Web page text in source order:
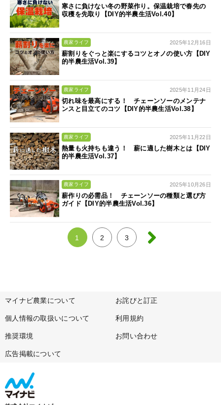
寒さに負けない冬の野菜作り。保温栽培で春先の
収穫を先取り【DIY的半農生活Vol.40】
農家ライフ 2025年12月16日
薪割りをぐっと楽にするコツとオノの使い方【DIY
的半農生活Vol.39】
農家ライフ 2025年11月24日
切れ味を最高にする！ チェーンソーのメンテナ
ンスと目立てのコツ【DIY的半農生活Vol.38】
農家ライフ 2025年11月22日
熱量も火持ちも違う！ 薪に適した樹木とは【DIY
的半農生活Vol.37】
農家ライフ 2025年10月26日
薪作りの必需品！ チェーンソーの種類と選び方
ガイド【DIY的半農生活Vol.36】
1 2 3
マイナビ農業について お詫びと訂正
個人情報の取扱いについて 利用規約
推奨環境 お問い合わせ
広告掲載について